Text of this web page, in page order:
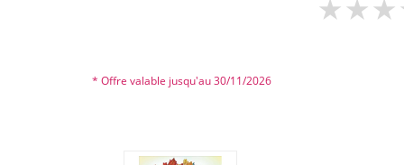
* Offre valable jusqu'au 30/11/2026